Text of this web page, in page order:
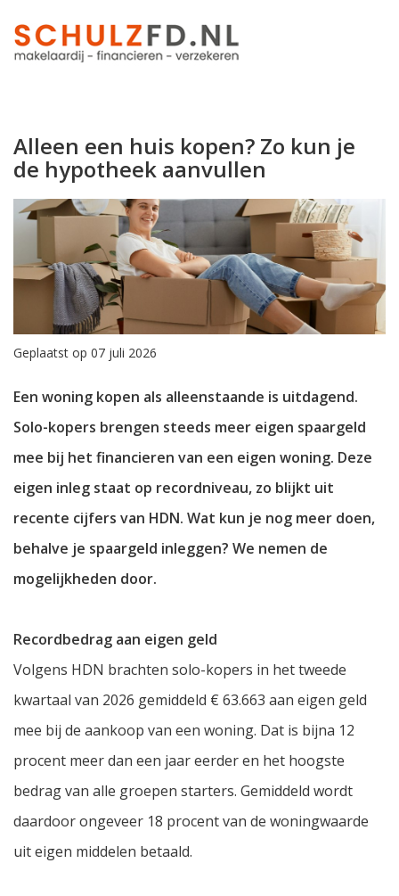
Alleen een huis kopen? Zo kun je
de hypotheek aanvullen
Geplaatst op 07 juli 2026
Een woning kopen als alleenstaande is uitdagend.
Solo-kopers brengen steeds meer eigen spaargeld
mee bij het financieren van een eigen woning. Deze
eigen inleg staat op recordniveau, zo blijkt uit
recente cijfers van HDN. Wat kun je nog meer doen,
behalve je spaargeld inleggen? We nemen de
mogelijkheden door.
Recordbedrag aan eigen geld
Volgens HDN brachten solo-kopers in het tweede
kwartaal van 2026 gemiddeld € 63.663 aan eigen geld
mee bij de aankoop van een woning. Dat is bijna 12
procent meer dan een jaar eerder en het hoogste
bedrag van alle groepen starters. Gemiddeld wordt
daardoor ongeveer 18 procent van de woningwaarde
uit eigen middelen betaald.